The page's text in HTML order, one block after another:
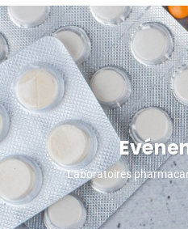
Laboratoires